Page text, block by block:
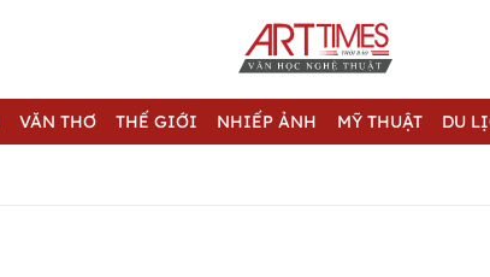
VĂN THƠ THẾ GIỚI NHIẾP ẢNH MỸ THUẬT DU